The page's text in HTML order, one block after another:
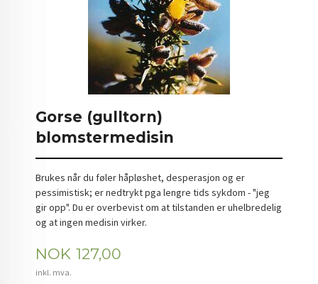
Gorse (gulltorn)
blomstermedisin
Brukes når du føler håpløshet, desperasjon og er
pessimistisk; er nedtrykt pga lengre tids sykdom - "jeg
gir opp". Du er overbevist om at tilstanden er uhelbredelig
og at ingen medisin virker.
Pris
NOK 127,00
inkl. mva.